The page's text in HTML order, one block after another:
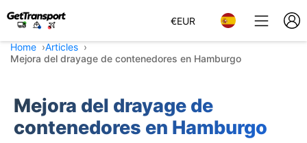
€EUR
Home
Articles
Mejora del drayage de contenedores en Hamburgo
Mejora del drayage de
contenedores en Hamburgo